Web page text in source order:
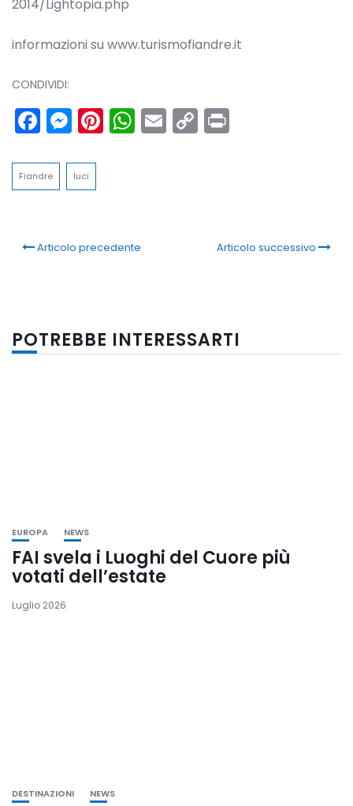
2014/Lightopia.php
informazioni su www.turismofiandre.it
CONDIVIDI:
Facebook
Messenger
Pinterest
WhatsApp
Email
Copy
Fiandre luci
Articolo precedente Articolo successivo
POTREBBE INTERESSARTI
EUROPA NEWS
FAI svela i Luoghi del Cuore più
votati dell’estate
Luglio 2026
DESTINAZIONI NEWS